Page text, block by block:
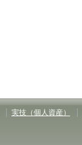
実技（個人資産）